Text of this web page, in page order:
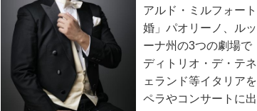
アルド・ミルフォー
婚」パオリーノ、ル
ーナ州の3つの劇場で
ディトリオ・デ・テ
ェランド等イタリア
ペラやコンサートに